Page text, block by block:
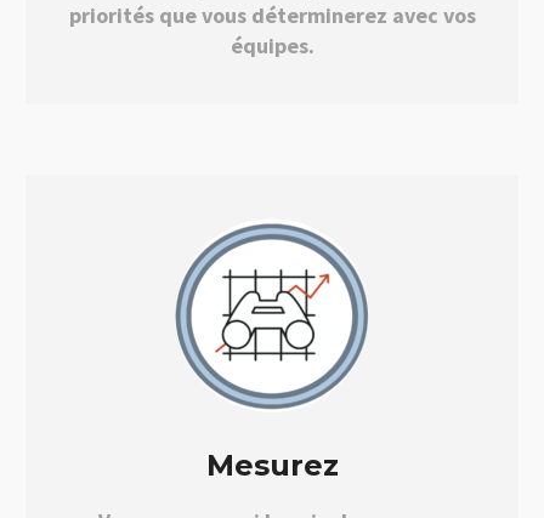
priorités que vous déterminerez avec vos
équipes.
Mesurez